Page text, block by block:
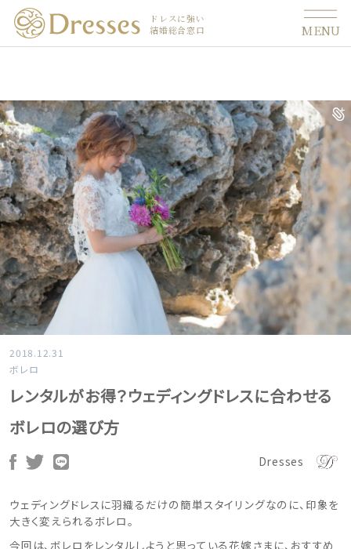
ドレスに強い
結婚総合窓口
MENU
2018.12.31
ボレロ
レンタルがお得？ウェディングドレスに合わせる
ボレロの選び方
Dresses
ウェディングドレスに羽織るだけの簡単スタイリングなのに、印象を
大きく変えられるボレロ。
今回は、ボレロをレンタルしようと思っている花嫁さまに、おすすめ